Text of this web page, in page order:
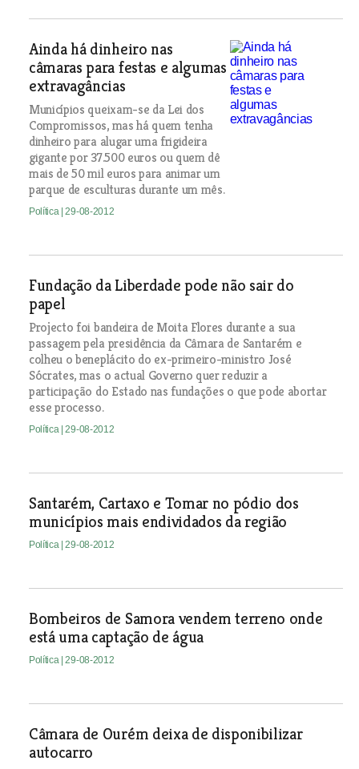
Ainda há dinheiro nas
câmaras para festas e algumas
extravagâncias
Municípios queixam-se da Lei dos
Compromissos, mas há quem tenha
dinheiro para alugar uma frigideira
gigante por 37.500 euros ou quem dê
mais de 50 mil euros para animar um
parque de esculturas durante um mês.
Política | 29-08-2012
Fundação da Liberdade pode não sair do
papel
Projecto foi bandeira de Moita Flores durante a sua
passagem pela presidência da Câmara de Santarém e
colheu o beneplácito do ex-primeiro-ministro José
Sócrates, mas o actual Governo quer reduzir a
participação do Estado nas fundações o que pode abortar
esse processo.
Política | 29-08-2012
Santarém, Cartaxo e Tomar no pódio dos
municípios mais endividados da região
Política | 29-08-2012
Bombeiros de Samora vendem terreno onde
está uma captação de água
Política | 29-08-2012
Câmara de Ourém deixa de disponibilizar
autocarro